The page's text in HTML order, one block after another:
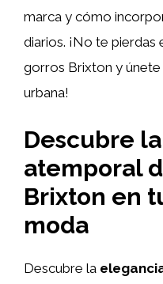
marca y cómo
diarios. ¡No te
gorros Brixton y
urbana!
Descubre
atemporal
Brixton en
moda
Descubre la